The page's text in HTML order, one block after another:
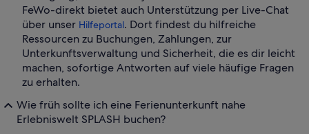
FeWo-direkt bietet auch Unterstützung per Live-Chat
über unser Hilfeportal. Dort findest du hilfreiche
Ressourcen zu Buchungen, Zahlungen, zur
Unterkunftsverwaltung und Sicherheit, die es dir leicht
machen, sofortige Antworten auf viele häufige Fragen
zu erhalten.
Wie früh sollte ich eine Ferienunterkunft nahe
Erlebniswelt SPLASH buchen?